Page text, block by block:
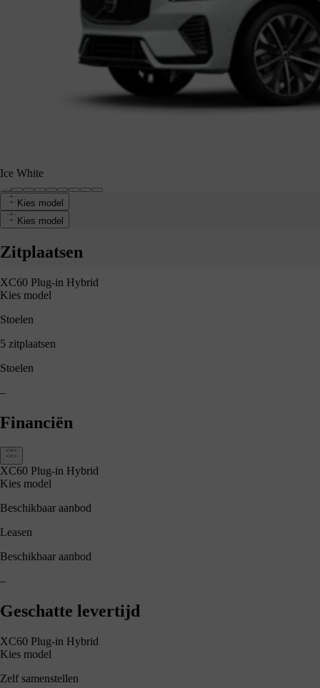
Ice White
Kies model
Kies model
Zitplaatsen
XC60 Plug-in Hybrid
Kies model
Stoelen
5 zitplaatsen
Stoelen
–
Financiën
XC60 Plug-in Hybrid
Kies model
Beschikbaar aanbod
Leasen
Beschikbaar aanbod
–
Geschatte levertijd
XC60 Plug-in Hybrid
Kies model
Zelf samenstellen